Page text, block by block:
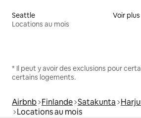
Seattle
Locations au mois
Voir
* Il peut y avoir des exclusions pour
certains logements.
Airbnb Finlande Satakunta
Locations au mois